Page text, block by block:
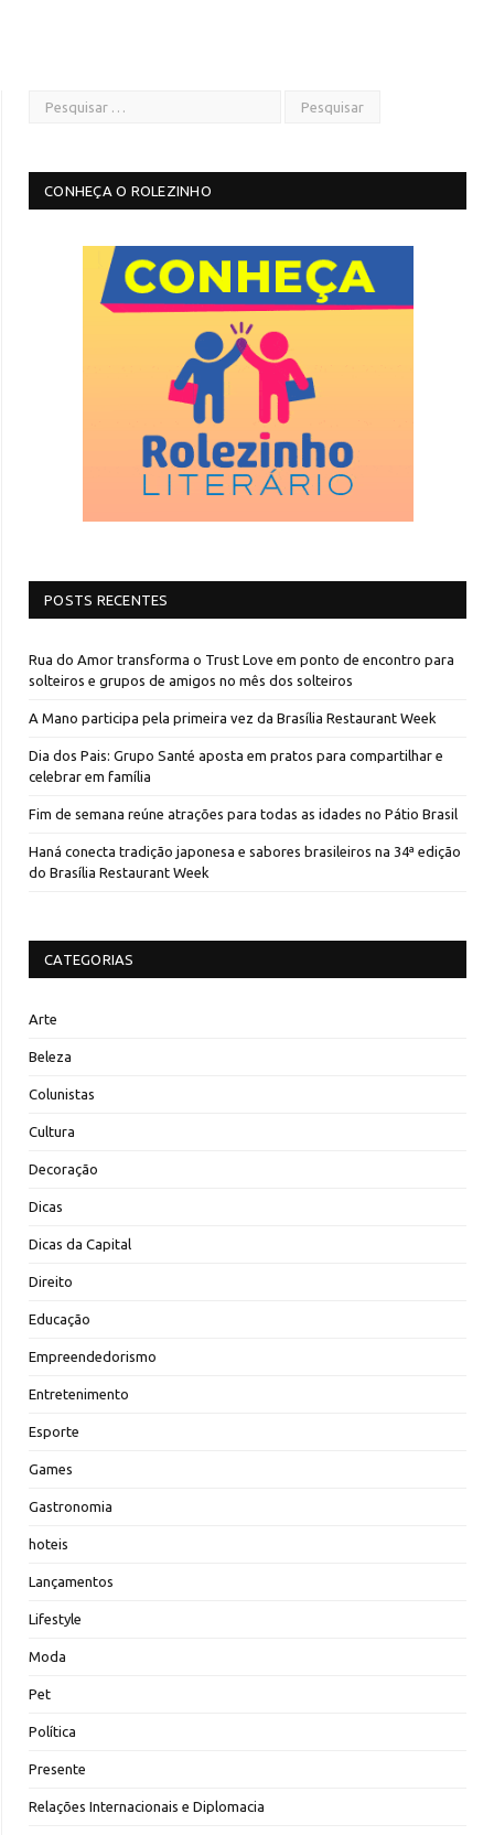
CONHEÇA O ROLEZINHO
POSTS RECENTES
Rua do Amor transforma o Trust Love em ponto de encontro para
solteiros e grupos de amigos no mês dos solteiros
A Mano participa pela primeira vez da Brasília Restaurant Week
Dia dos Pais: Grupo Santé aposta em pratos para compartilhar e
celebrar em família
Fim de semana reúne atrações para todas as idades no Pátio Brasil
Haná conecta tradição japonesa e sabores brasileiros na 34ª edição
do Brasília Restaurant Week
CATEGORIAS
Arte
Beleza
Colunistas
Cultura
Decoração
Dicas
Dicas da Capital
Direito
Educação
Empreendedorismo
Entretenimento
Esporte
Games
Gastronomia
hoteis
Lançamentos
Lifestyle
Moda
Pet
Política
Presente
Relações Internacionais e Diplomacia